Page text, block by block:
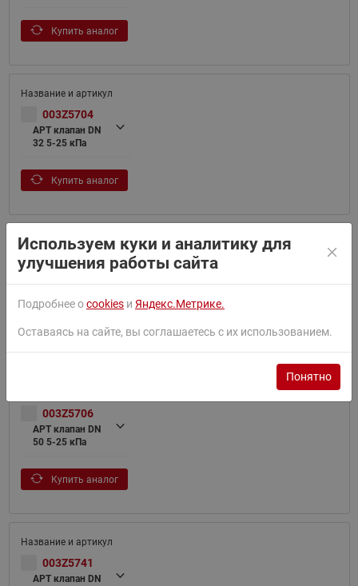
Купить аналог
003Z5704
APT клапан DN
32 5-25 кПа
Купить аналог
003Z5705
Купить аналог
003Z5706
APT клапан DN
50 5-25 кПа
Купить аналог
003Z5741
APT клапан DN
Используем куки и аналитику для
улучшения работы сайта
Подробнее оcookies и Яндекс.Метрике.
Оставаясь на сайте, вы соглашаетесь с их использованием.
Понятно